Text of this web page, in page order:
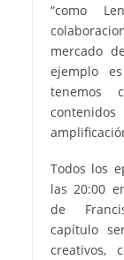
“como
mercado
ejemplo
tenemos
Todos los
las 20:00
de
capítulo
creativos,